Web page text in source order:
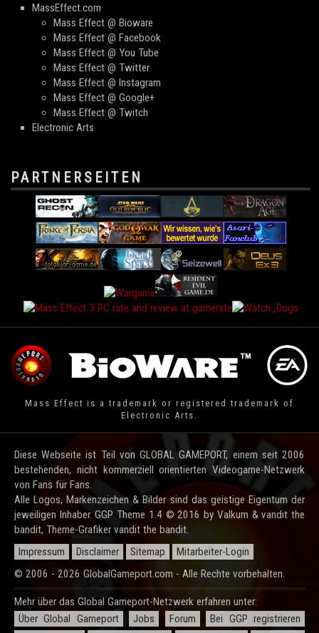
MassEffect.com
Mass Effect @ Bioware
Mass Effect @ Facebook
Mass Effect @ You Tube
Mass Effect @ Twitter
Mass Effect @ Instagram
Mass Effect @ Google+
Mass Effect @ Twitch
Electronic Arts
PARTNERSEITEN
Mass Effect is a trademark or registered trademark of
Electronic Arts.
Diese Webseite ist Teil von GLOBAL GAMEPORT, einem seit 2006
bestehenden, nicht kommerziell orientierten Videogame-Netzwerk
von Fans für Fans.
Alle Logos, Markenzeichen & Bilder sind das geistige Eigentum der
jeweiligen Inhaber. GGP Theme 1.4 © 2016 by Valkum & vandit the
bandit, Theme-Grafiker vandit the bandit.
Impressum
Disclaimer Sitemap
Mitarbeiter-Login
© 2006 - 2026 GlobalGameport.com - Alle Rechte vorbehalten.
Mehr über das Global Gameport-Netzwerk erfahren unter:
Über Global Gameport
Jobs Forum
Bei GGP registrieren